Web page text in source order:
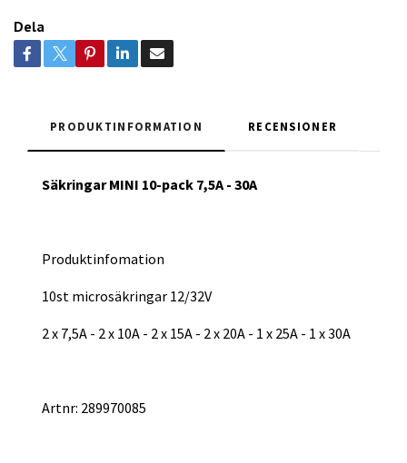
Dela
PRODUKTINFORMATION RECENSIONER
Säkringar MINI 10-pack 7,5A - 30A
Produktinfomation
10st microsäkringar 12/32V
2 x 7,5A - 2 x 10A - 2 x 15A - 2 x 20A - 1 x 25A - 1 x 30A
Artnr: 289970085